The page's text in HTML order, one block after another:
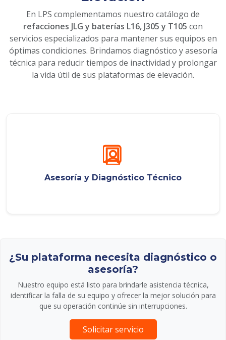
En LPS complementamos nuestro catálogo de
refacciones JLG y baterías L16, J305 y T105 con
servicios especializados para mantener sus equipos en
óptimas condiciones. Brindamos diagnóstico y asesoría
técnica para reducir tiempos de inactividad y prolongar
la vida útil de sus plataformas de elevación.
Asesoría y Diagnóstico Técnico
¿Su plataforma necesita diagnóstico o
asesoría?
Nuestro equipo está listo para brindarle asistencia técnica,
identificar la falla de su equipo y ofrecer la mejor solución para
que su operación continúe sin interrupciones.
Solicitar servicio